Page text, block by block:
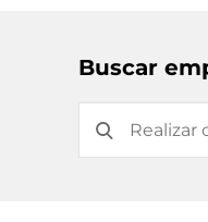
Buscar